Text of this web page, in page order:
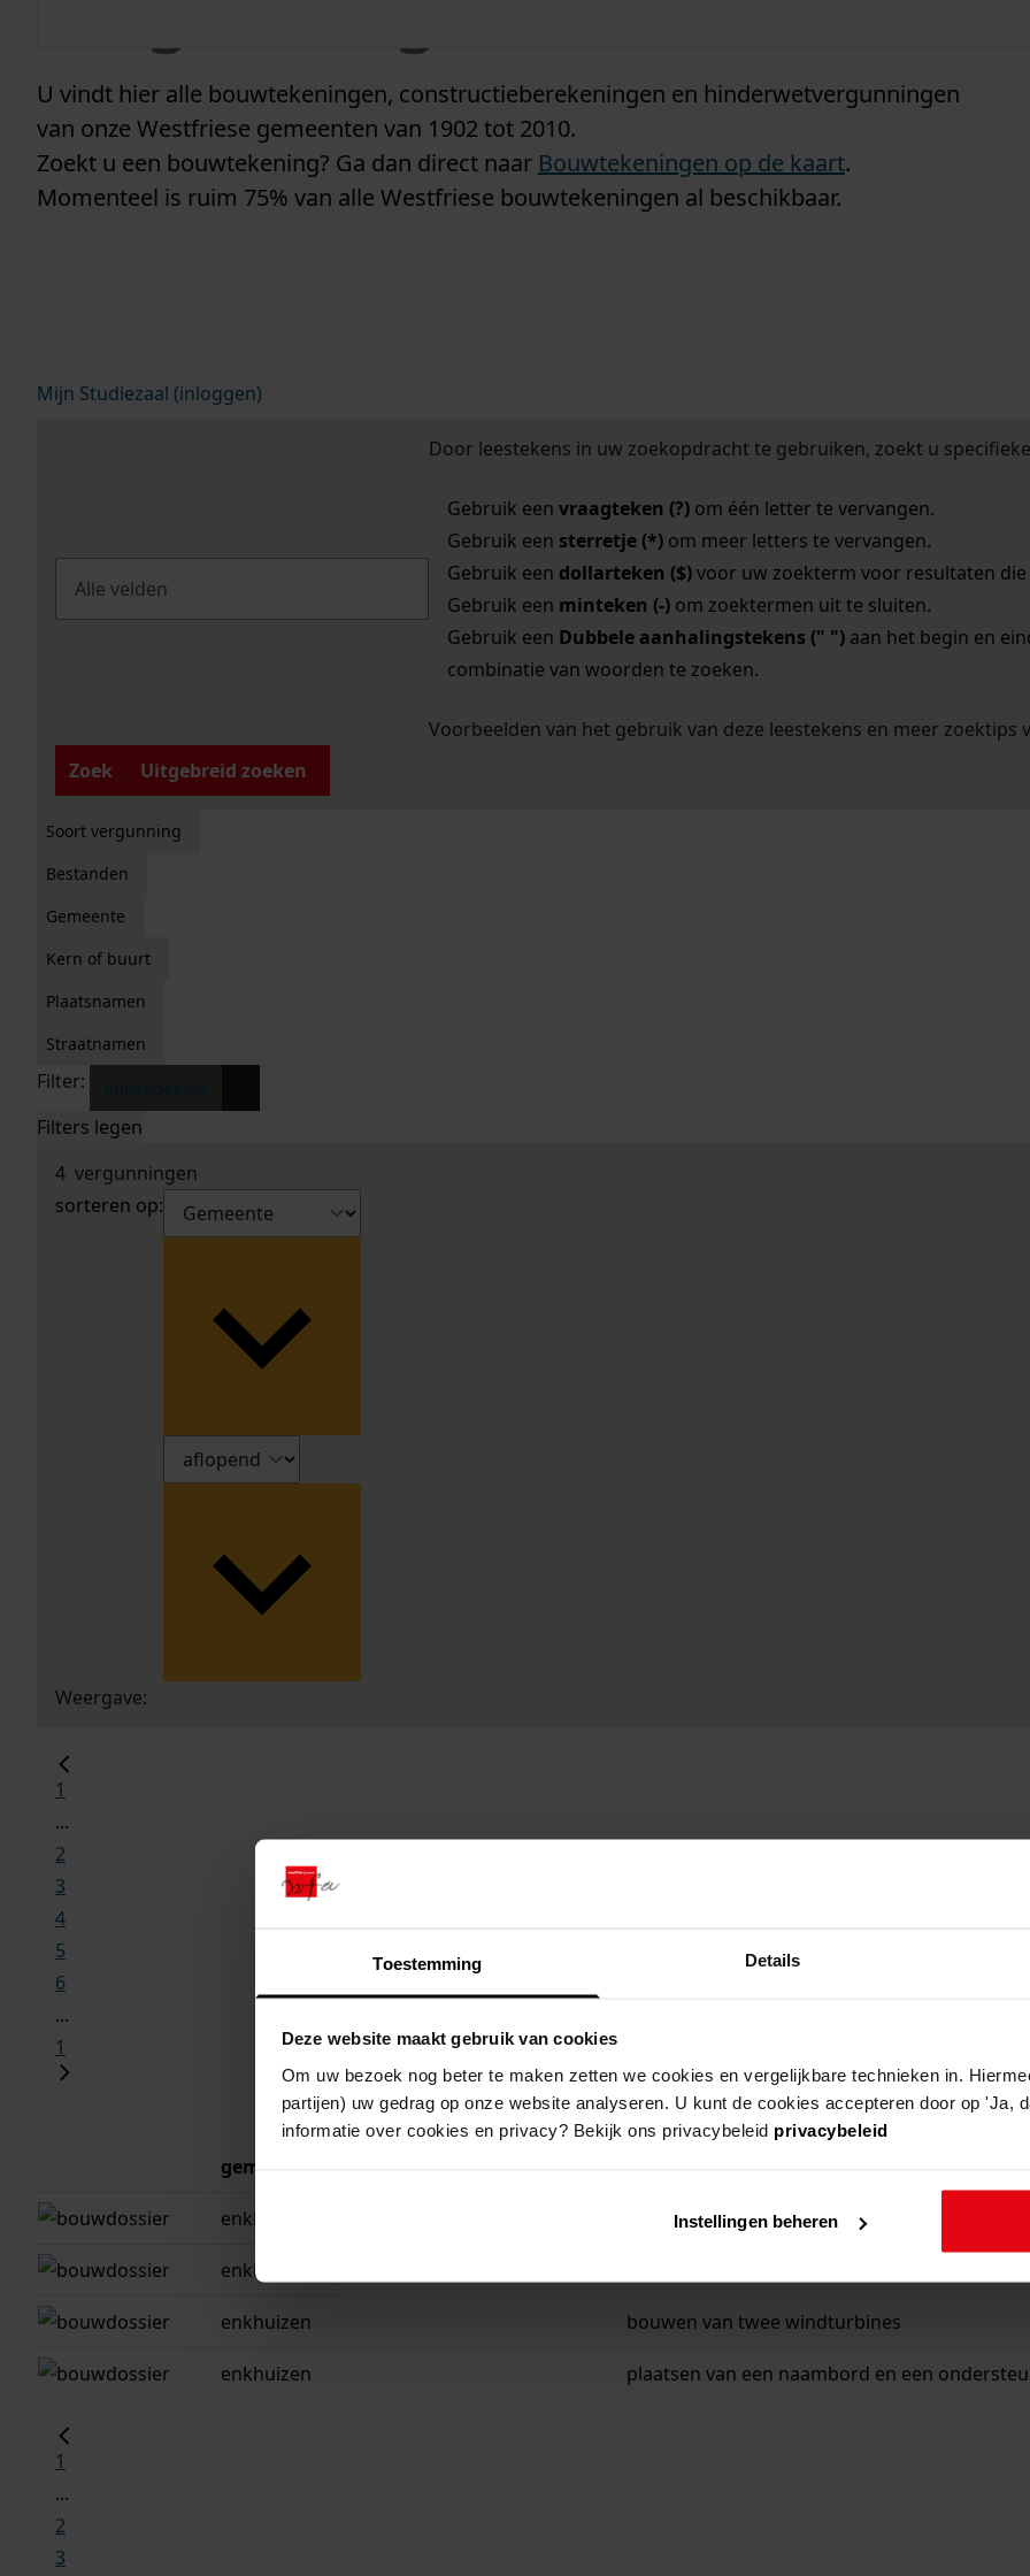
Toestemming Details
Deze website maakt gebruik van cookies
Om uw bezoek nog beter te maken zetten we cookies en vergelijkbare technieken in.
partijen) uw gedrag op onze website analyseren. U kunt de cookies accepteren door op 'Ja,
informatie over cookies en privacy? Bekijk ons privacybeleid privacybeleid
Instellingen beheren
U vindt hier alle bouwtekeningen, constructieberekeningen en hinderwetvergunningen
van onze Westfriese gemeenten van 1902 tot 2010.
Zoekt u een bouwtekening? Ga dan direct naar Bouwtekeningen op de kaart.
Momenteel is ruim 75% van alle Westfriese bouwtekeningen al beschikbaar.
Mijn Studiezaal (inloggen)
Door leestekens in uw zoekopdracht te gebruiken, zoekt u
Gebruik een vraagteken (?)om één letter te vervangen.
Gebruik een sterretje (*)om meer letters te vervangen.
Gebruik een dollarteken ($)voor uw zoekterm voor resultaten die
Gebruik een minteken (-)om zoektermen uit te sluiten.
Gebruik een Dubbele aanhalingstekens (" ")aan het begin en
combinatie van woorden te zoeken.
Voorbeelden van het gebruik van deze leestekens en meer zoektips
Zoek
Uitgebreid zoeken
Soort vergunning
Bestanden
Gemeente
Kern of buurt
Plaatsnamen
Straatnamen
Filter:
Filters legen
4 vergunningen
sorteren op:
Weergave:
1
...
2
3
4
5
6
...
1
gemeente
enkhuizen oprichten van een bedrijfswoning en een kas
enkhuizen
enkhuizen bouwen van twee windturbines
enkhuizen plaatsen van een naambord en een
1
...
2
3